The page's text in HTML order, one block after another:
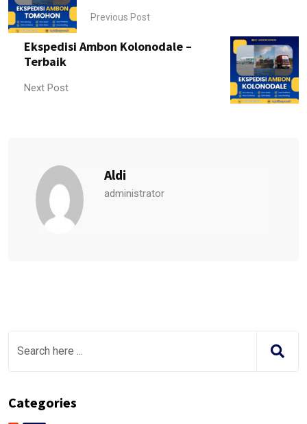
Previous Post
Ekspedisi Ambon Kolonodale –
Terbaik
Next Post
Aldi
administrator
Categories